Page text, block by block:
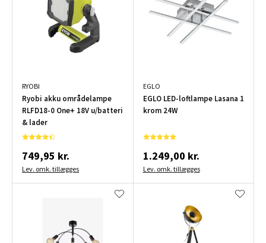
RYOBI
Ryobi akku områdelampe
RLFD18-0 One+ 18V u/batteri
& lader
749,95 kr.
Lev. omk. tillægges
EGLO
EGLO LED-loftlampe Lasana 1
krom 24W
1.249,00 kr.
Lev. omk. tillægges